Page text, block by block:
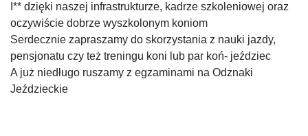
I** dzięki naszej infrastrukturze, kadrze szkoleniowej oraz
oczywiście dobrze wyszkolonym koniom
Serdecznie zapraszamy do skorzystania z nauki jazdy,
pensjonatu czy też treningu koni lub par koń- jeździec
A już niedługo ruszamy z egzaminami na Odznaki
Jeździeckie